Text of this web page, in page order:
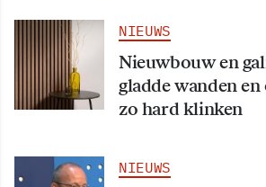
NIEUWS
Nieuwbouw en
gladde wanden
zo hard klinken
NIEUWS